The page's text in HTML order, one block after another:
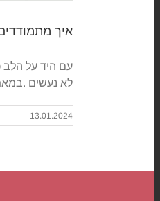
איך מתמודדים עם דחיינות | 15
עם היד על הלב
לא נעשים .במאמר תגלו
13.01.2024